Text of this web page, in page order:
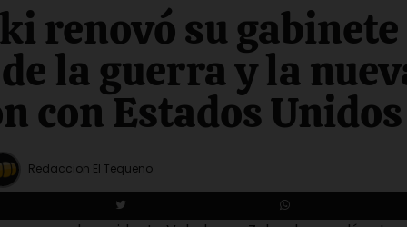
renovó su
la guerra y la
con Estados Unidos
Redaccion El Tequeno